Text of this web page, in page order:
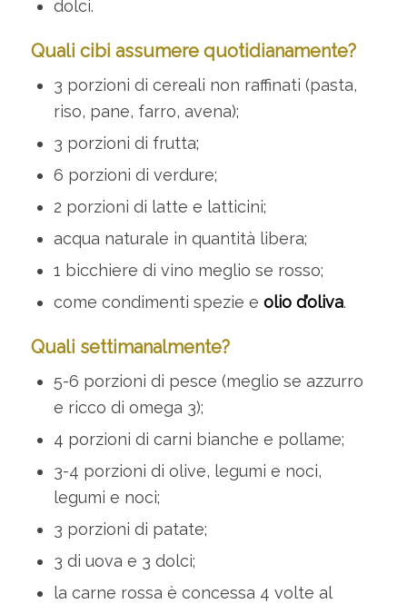
dolci.
Quali cibi assumere quotidianamente?
3 porzioni di cereali non raffinati (pasta,
riso, pane, farro, avena);
3 porzioni di frutta;
6 porzioni di verdure;
2 porzioni di latte e latticini;
acqua naturale in quantità libera;
1 bicchiere di vino meglio se rosso;
come condimenti spezie e olio d’oliva.
Quali settimanalmente?
5-6 porzioni di pesce (meglio se azzurro
e ricco di omega 3);
4 porzioni di carni bianche e pollame;
3-4 porzioni di olive, legumi e noci,
legumi e noci;
3 porzioni di patate;
3 di uova e 3 dolci;
la carne rossa è concessa 4 volte al